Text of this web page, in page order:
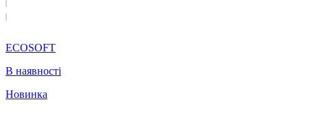
ECOSOFT
В наявності
Новинка